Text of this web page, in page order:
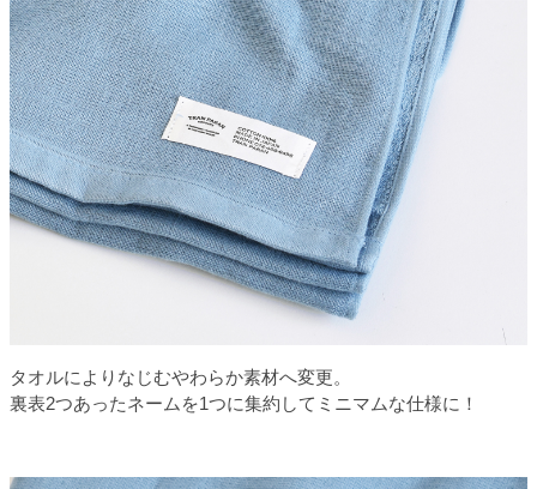
タオルによりなじむやわらか素材へ変更。
裏表2つあったネームを1つに集約してミニマムな仕様に！